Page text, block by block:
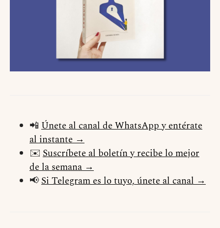
📲 Únete al canal de WhatsApp y entérate
al instante →
✉️ Suscríbete al boletín y recibe lo mejor
de la semana →
📢Si Telegram es lo tuyo, únete al canal →